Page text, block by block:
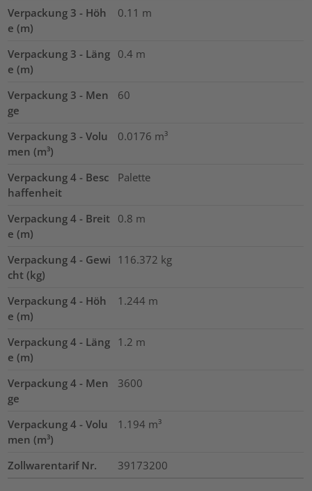
Verpackung 3 - Höh
e (m)
0.11 m
Verpackung 3 - Läng
e (m)
0.4 m
Verpackung 3 - Men
ge
60
Verpackung 3 - Volu
men (m³)
0.0176 m³
Verpackung 4 - Besc
haffenheit
Palette
Verpackung 4 - Breit
e (m)
0.8 m
Verpackung 4 - Gewi
cht (kg)
116.372 kg
Verpackung 4 - Höh
e (m)
1.244 m
Verpackung 4 - Läng
e (m)
1.2 m
Verpackung 4 - Men
ge
3600
Verpackung 4 - Volu
men (m³)
1.194 m³
Zollwarentarif Nr. 39173200